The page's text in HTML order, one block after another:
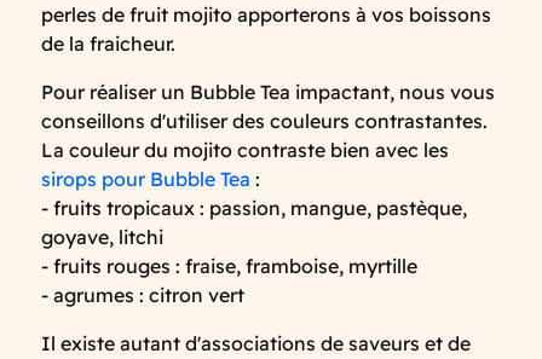
perles de fruit mojito apporterons à vos boissons
de la fraicheur.
Pour réaliser un Bubble Tea impactant, nous vous
conseillons d'utiliser des couleurs contrastantes.
La couleur du mojito contraste bien avec les
sirops pour Bubble Tea :
- fruits tropicaux : passion, mangue, pastèque,
goyave, litchi
- fruits rouges : fraise, framboise, myrtille
- agrumes : citron vert
Il existe autant d'associations de saveurs et de